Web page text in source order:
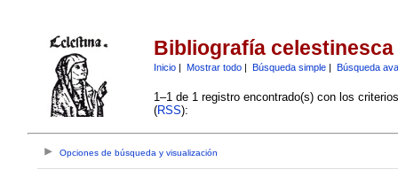
Bibliografía celestinesca
Inicio| Mostrar todo| Búsqueda simple| Búsqueda
1–1 de 1 registro encontrado(s) con los
(RSS):
Opciones de búsqueda y visualización